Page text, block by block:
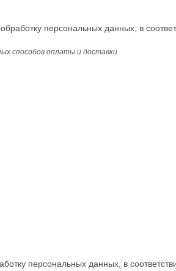
персональных данных, в
способов оплаты и доставки.
персональных данных, в